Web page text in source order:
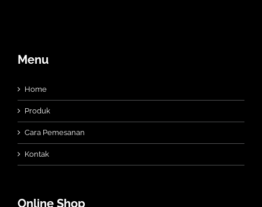
Menu
Home
Produk
Cara Pemesanan
Kontak
Online Shop